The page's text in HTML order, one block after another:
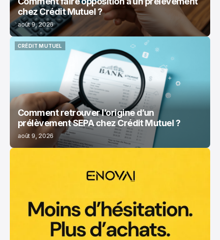
chez Crédit Mutuel ?
août 9, 2026
CRÉDIT MUTUEL
Comment retrouver l’origine d’un
prélèvement SEPA chez Crédit Mutuel ?
août 9, 2026